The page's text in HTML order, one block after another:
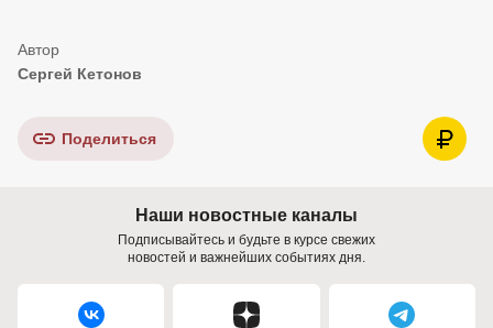
Сергей Кетонов
Поделиться
Наши новостные каналы
Подписывайтесь и будьте в курсе свежих
новостей и важнейших событиях дня.